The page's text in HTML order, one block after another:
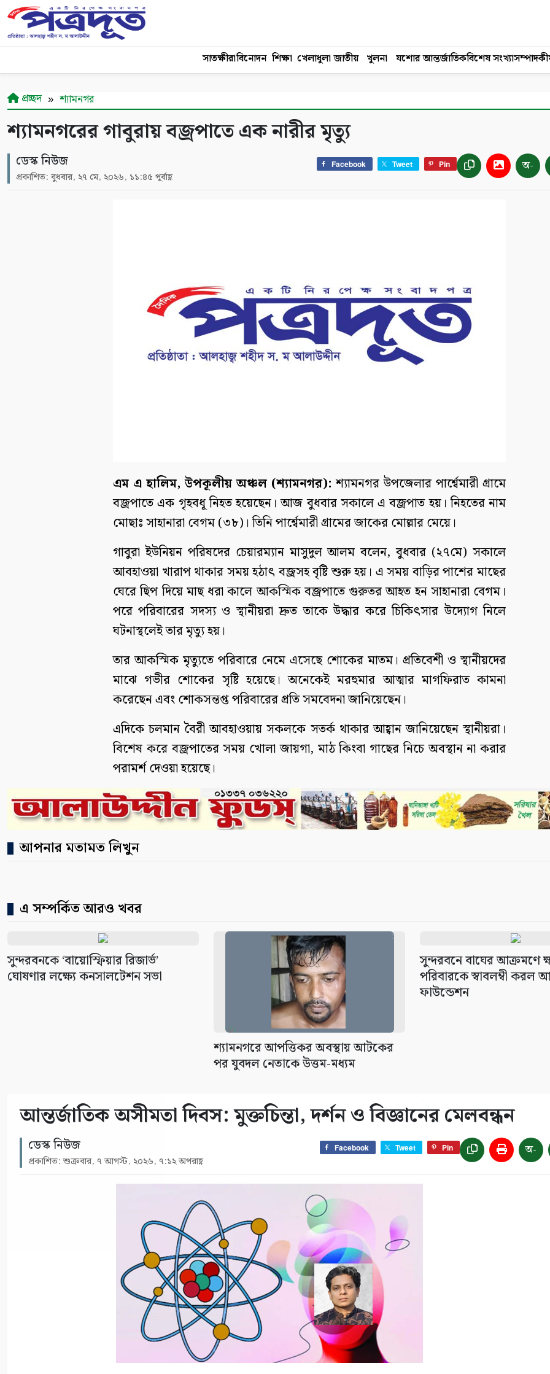
সাতক্ষীরাবিনোদন শিক্ষা খেলাধুলা জাতীয় খুলনা যশোর আন্তর্জাতিকবিশেষ সংখ্যা
প্রচ্ছদ শ্যামনগর
শ্যামনগরের গাবুরায় বজ্রপাতে এক নারীর মৃত্যু
ডেস্ক নিউজ
প্রকাশিত: বুধবার, ২৭ মে, ২০২৬, ১১:৪৫ পূর্বাহ্ণ
Facebook Tweet Pin অ-
এম এ হালিম, উপকূলীয় অঞ্চল (শ্যামনগর): শ্যামনগর উপজেলার পার্শ্বেমারী গ্রামে
বজ্রপাতে এক গৃহবধূ নিহত হয়েছেন। আজ বুধবার সকালে এ বজ্রপাত হয়। নিহতের নাম
মোছাঃ সাহানারা বেগম (৩৮)। তিনি পার্শ্বেমারী গ্রামের জাকের মোল্লার মেয়ে।
গাবুরা ইউনিয়ন পরিষদের চেয়ারম্যান মাসুদুল আলম বলেন, বুধবার (২৭মে) সকালে
আবহাওয়া খারাপ থাকার সময় হঠাৎ বজ্রসহ বৃষ্টি শুরু হয়। এ সময় বাড়ির পাশের মাছের
ঘেরে ছিপ দিয়ে মাছ ধরা কালে আকস্মিক বজ্রপাতে গুরুতর আহত হন সাহানারা বেগম।
পরে পরিবারের সদস্য ও স্থানীয়রা দ্রুত তাকে উদ্ধার করে চিকিৎসার উদ্যোগ নিলে
ঘটনাস্থলেই তার মৃত্যু হয়।
তার আকস্মিক মৃত্যুতে পরিবারে নেমে এসেছে শোকের মাতম। প্রতিবেশী ও স্থানীয়দের
মাঝে গভীর শোকের সৃষ্টি হয়েছে। অনেকেই মরহুমার আত্মার মাগফিরাত কামনা
করেছেন এবং শোকসন্তপ্ত পরিবারের প্রতি সমবেদনা জানিয়েছেন।
এদিকে চলমান বৈরী আবহাওয়ায় সকলকে সতর্ক থাকার আহ্বান জানিয়েছেন স্থানীয়রা।
বিশেষ করে বজ্রপাতের সময় খোলা জায়গা, মাঠ কিংবা গাছের নিচে অবস্থান না করার
পরামর্শ দেওয়া হয়েছে।
আপনার মতামত লিখুন
এ সম্পর্কিত আরও খবর
সুন্দরবনকে ‘বায়োস্ফিয়ার রিজার্ভ’
ঘোষণার লক্ষ্যে কনসালটেশন সভা
শ্যামনগরে আপত্তিকর অবস্থায় আটকের
পর যুবদল নেতাকে উত্তম-মধ্যম
সুন্দরবনে বাঘের আক্রমণে
পরিবারকে স্বাবলম্বী
ফাউন্ডেশন
আন্তর্জাতিক অসীমতা দিবস: মুক্তচিন্তা, দর্শন ও বিজ্ঞানের মেলবন্ধন
ডেস্ক নিউজ
প্রকাশিত: শুক্রবার, ৭ আগস্ট, ২০২৬, ৭:১২ অপরাহ্ণ
Facebook Tweet Pin অ-